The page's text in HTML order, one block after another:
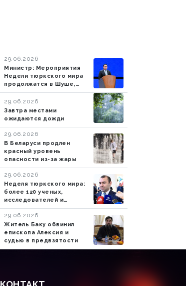
29.06.2026
Министр: Мероприятия
Недели тюркского мира
продолжатся в Шуше,
Ханкенди и Агдаме
29.06.2026
Завтра местами
ожидаются дожди
29.06.2026
В Беларуси продлен
красный уровень
опасности из-за жары
29.06.2026
Неделя тюркского мира:
более 120 ученых,
исследователей и
научных сотрудников из
более чем 20 стран
29.06.2026
Житель Баку обвинил
епископа Алексия и
судью в предвзятости